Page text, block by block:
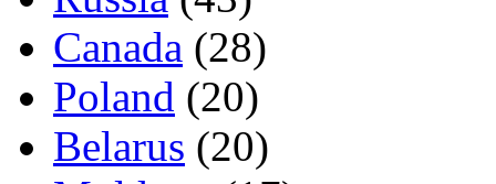
Canada (28)
Poland (20)
Belarus (20)